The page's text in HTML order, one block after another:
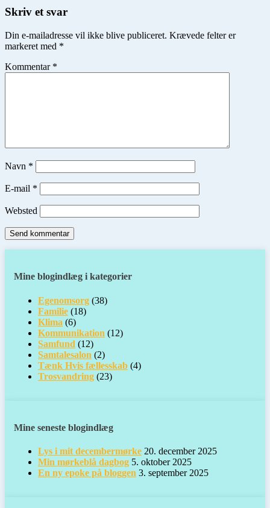
Skriv et svar
Din e-mailadresse vil ikke blive publiceret. Krævede felter er
markeret med *
Kommentar *
Navn *
E-mail *
Websted
Mine blogindlæg i kategorier
Egenomsorg (38)
Familie (18)
Klima (6)
Kommunikation (12)
Samfund (12)
Samtalesalon (2)
Tænk Hvis fællesskab (4)
Trosvandring (23)
Mine seneste blogindlæg
Lys i mit decembermørke 20. december 2025
Min mørkeblå dagbog 5. oktober 2025
En ny epoke på bloggen 3. september 2025